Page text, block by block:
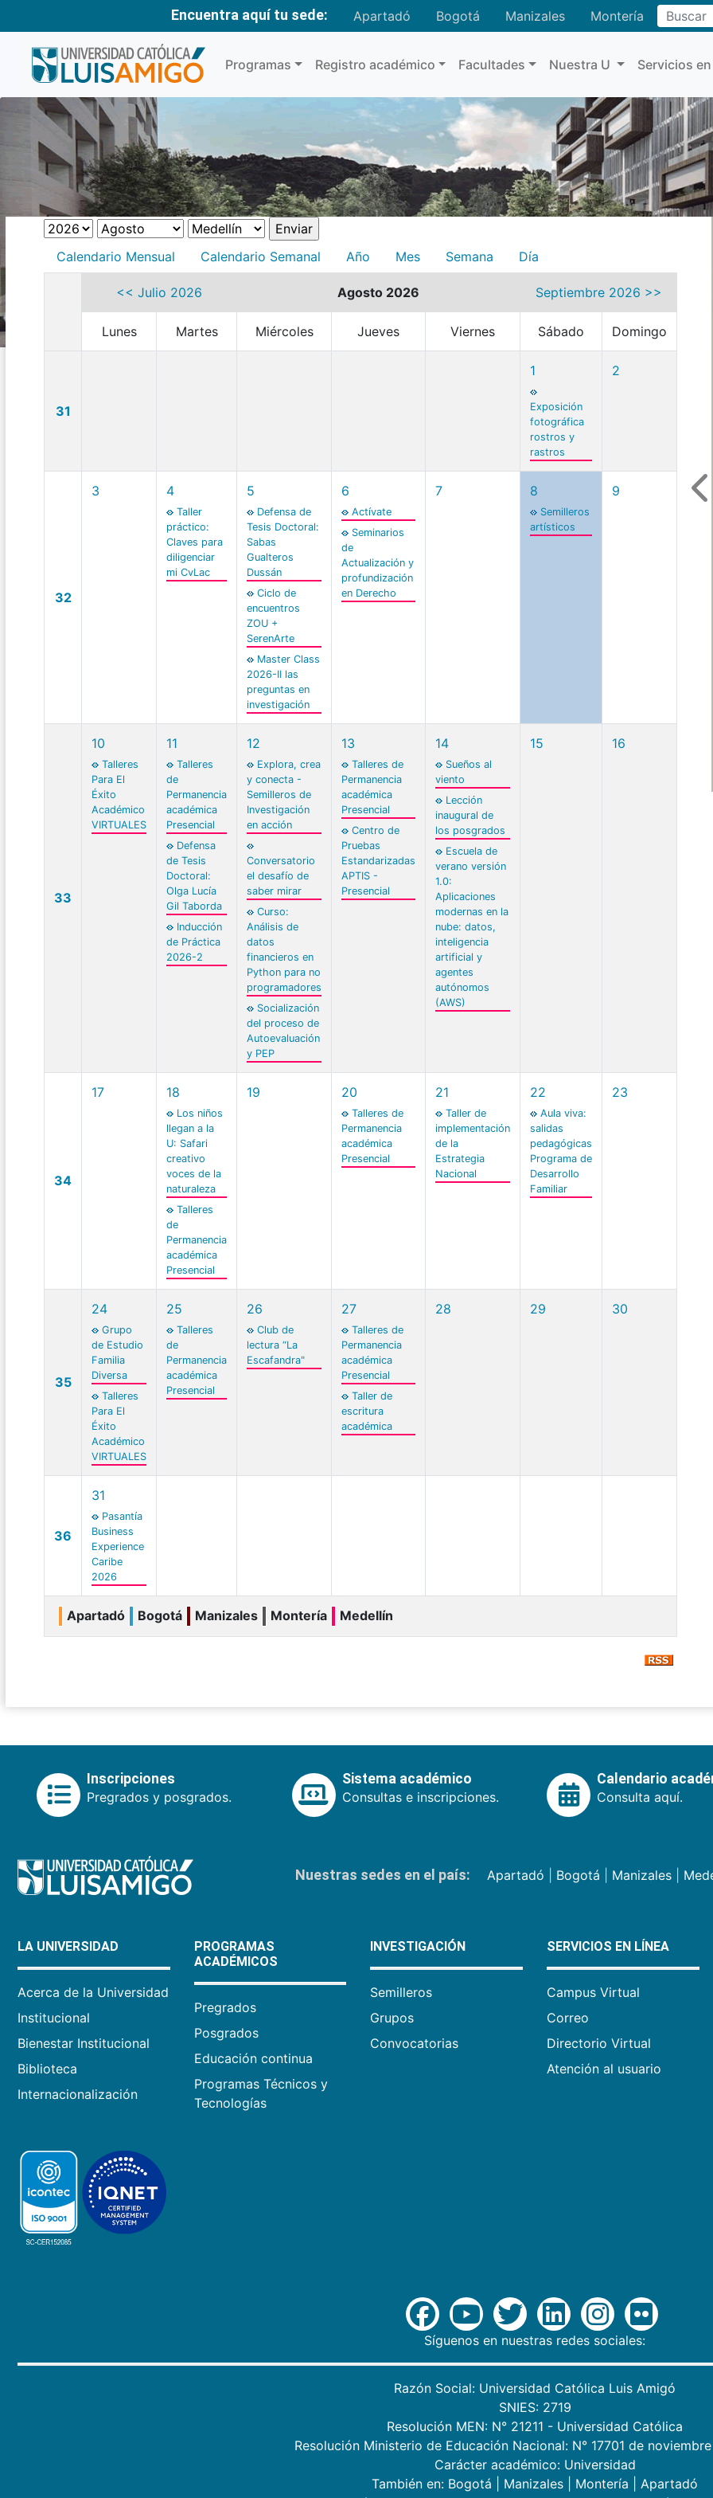
Encuentra aquí tu sede: Apartadó Bogotá Manizales MonteríaBuscar
Programas Registro académico Facultades Nuestra U Servicios
Calendario Mensual Calendario Semanal Año Mes Semana Día
<< Julio 2026 Agosto 2026 Septiembre 2026 >>
Lunes Martes Miércoles Jueves Viernes Sábado Domingo
31
1
Exposición
fotográfica
rostros y
rastros
2
32
3 4
Taller
práctico:
Claves para
diligenciar
mi CvLac
5
Defensa de
Tesis Doctoral:
Sabas
Gualteros
Dussán
Ciclo de
encuentros
ZOU +
SerenArte
Master Class
2026-II las
preguntas en
investigación
6
Actívate
Seminarios
de
Actualización y
profundización
en Derecho
7 8
Semilleros
artísticos
9
33
10
Talleres
Para El
Éxito
Académico
VIRTUALES
11
Talleres
de
Permanencia
académica
Presencial
Defensa
de Tesis
Doctoral:
Olga Lucía
Gil Taborda
Inducción
de Práctica
2026-2
12
Explora, crea
y conecta -
Semilleros de
Investigación
en acción
Conversatorio
el desafío de
saber mirar
Curso:
Análisis de
datos
financieros en
Python para no
programadores
Socialización
del proceso de
Autoevaluación
y PEP
13
Talleres de
Permanencia
académica
Presencial
Centro de
Pruebas
Estandarizadas
APTIS -
Presencial
14
Sueños al
viento
Lección
inaugural de
los posgrados
Escuela de
verano versión
1.0:
Aplicaciones
modernas en la
nube: datos,
inteligencia
artificial y
agentes
autónomos
(AWS)
15 16
34
17 18
Los niños
llegan a la
U: Safari
creativo
voces de la
naturaleza
Talleres
de
Permanencia
académica
Presencial
19 20
Talleres de
Permanencia
académica
Presencial
21
Taller de
implementación
de la
Estrategia
Nacional
22
Aula viva:
salidas
pedagógicas
Programa de
Desarrollo
Familiar
23
35
24
Grupo
de Estudio
Familia
Diversa
Talleres
Para El
Éxito
Académico
VIRTUALES
25
Talleres
de
Permanencia
académica
Presencial
26
Club de
lectura “La
Escafandra"
27
Talleres de
Permanencia
académica
Presencial
Taller de
escritura
académica
28 29 30
36
31
Pasantía
Business
Experience
Caribe
2026
Apartadó Bogotá Manizales Montería Medellín
Inscripciones
Pregrados y posgrados.
Sistema académico
Consultas e inscripciones.
Calendario
Consulta aquí.
Nuestras sedes en el país: Apartadó Bogotá Manizales|
LA UNIVERSIDAD
Acerca de la Universidad
Institucional
Bienestar Institucional
Biblioteca
Internacionalización
PROGRAMAS
ACADÉMICOS
Pregrados
Posgrados
Educación continua
Programas Técnicos y
Tecnologías
INVESTIGACIÓN
Semilleros
Grupos
Convocatorias
SERVICIOS EN LÍNEA
Campus Virtual
Correo
Directorio Virtual
Atención al usuario
Síguenos en nuestras redes sociales:
Razón Social: Universidad Católica Luis Amigó
SNIES: 2719
Resolución MEN: N° 21211 - Universidad Católica
Resolución Ministerio de Educación Nacional: N° 17701 de
Carácter académico: Universidad
También en: Bogotá Manizales Montería
Apartadó